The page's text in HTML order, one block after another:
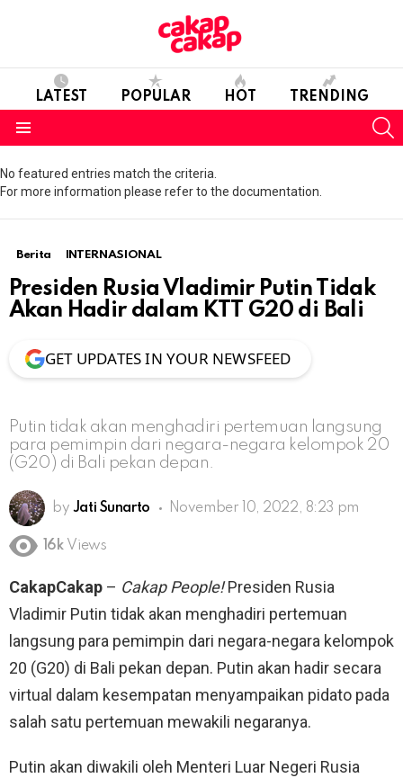
LATEST POPULAR HOT TRENDING
No featured entries match the criteria.
For more information please refer to the documentation.
Berita INTERNASIONAL
Presiden Rusia Vladimir Putin Tidak
Akan Hadir dalam KTT G20 di Bali
GET UPDATES IN YOUR NEWSFEED
Putin tidak akan menghadiri pertemuan langsung
para pemimpin dari negara-negara kelompok 20
(G20) di Bali pekan depan.
by Jati Sunarto November 10, 2022, 8:23 pm
16k Views
CakapCakap – Cakap People!Presiden Rusia
Vladimir Putin tidak akan menghadiri pertemuan
langsung para pemimpin dari negara-negara kelompok
20 (G20) di Bali pekan depan. Putin akan hadir secara
virtual dalam kesempatan menyampaikan pidato pada
salah satu pertemuan mewakili negaranya.
Putin akan diwakili oleh Menteri Luar Negeri Rusia